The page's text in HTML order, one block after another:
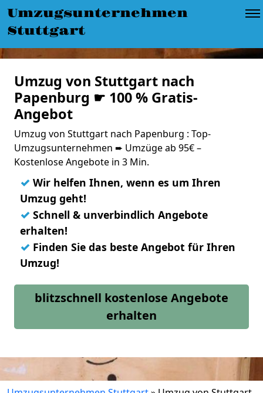
Umzugsunternehmen
Stuttgart
Umzug von Stuttgart nach
Papenburg ☛ 100 % Gratis-
Angebot
Umzug von Stuttgart nach Papenburg : Top-
Umzugsunternehmen ➨ Umzüge ab 95€ –
Kostenlose Angebote in 3 Min.
✓ Wir helfen Ihnen, wenn es um Ihren
Umzug geht!
✓ Schnell & unverbindlich Angebote
erhalten!
✓ Finden Sie das beste Angebot für Ihren
Umzug!
blitzschnell kostenlose Angebote
erhalten